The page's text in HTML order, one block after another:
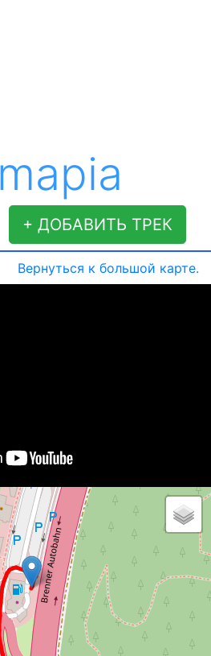
+ ДОБАВИТЬ ТРЕК
Вернуться к большой карте.